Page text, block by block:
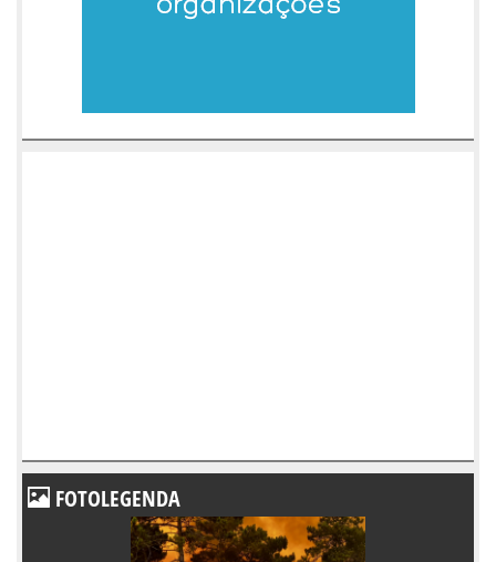
FOTOLEGENDA